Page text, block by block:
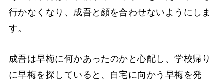
行かなくなり、成吾と顔を合わせないようにしま
す。
成吾は早梅に何かあったのかと心配し、学校帰り
に早梅を探していると、自宅に向かう早梅を発